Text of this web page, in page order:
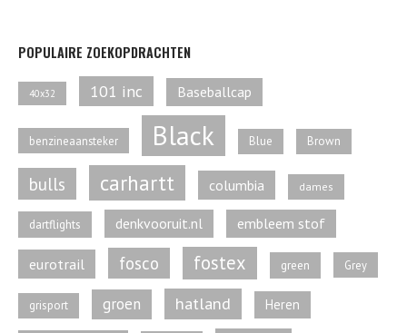
POPULAIRE ZOEKOPDRACHTEN
40x32 101 inc Baseballcap
benzineaansteker Black Blue Brown
bulls carhartt columbia dames
dartflights denkvooruit.nl embleem stof
eurotrail fosco fostex green Grey
grisport groen hatland Heren